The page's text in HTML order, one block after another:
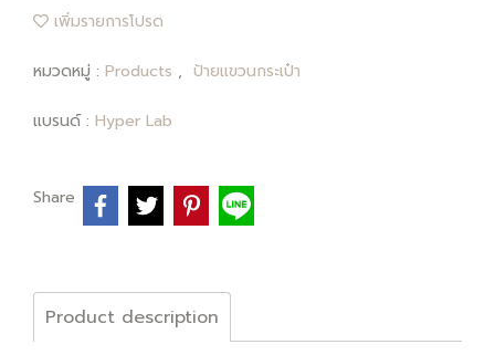
เพิ่มรายการโปรด
หมวดหมู่ : Products , ป้ายแขวนกระเป๋า
แบรนด์ : Hyper Lab
Share
Product description